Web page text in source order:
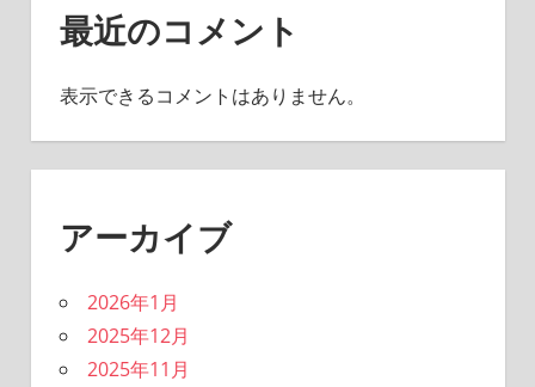
最近のコメント
表示できるコメントはありません。
アーカイブ
2026年1月
2025年12月
2025年11月